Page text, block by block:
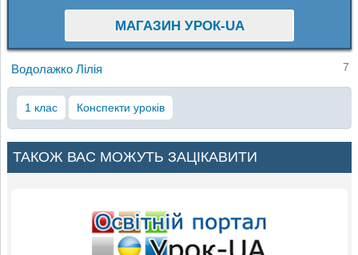
МАГАЗИН УРОК-UA
Водолажко Лілія 7
1 клас Конспекти уроків
ТАКОЖ ВАС МОЖУТЬ ЗАЦІКАВИТИ